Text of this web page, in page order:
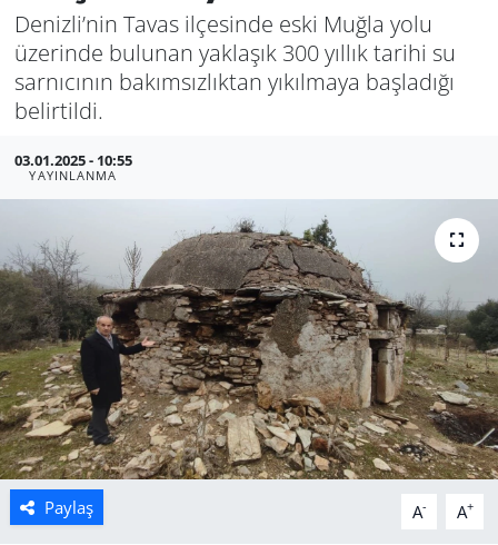
Denizli’nin Tavas ilçesinde eski Muğla yolu
üzerinde bulunan yaklaşık 300 yıllık tarihi su
sarnıcının bakımsızlıktan yıkılmaya başladığı
belirtildi.
03.01.2025 - 10:55
YAYINLANMA
Paylaş A- A+
Izmir
Kütahya
Manisa
Politika
Uşak